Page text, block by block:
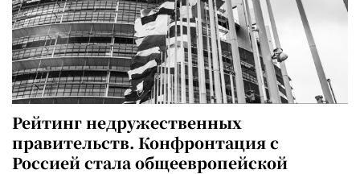
Рейтинг недружественных
правительств. Конфронтация с
Россией стала общеевропейской